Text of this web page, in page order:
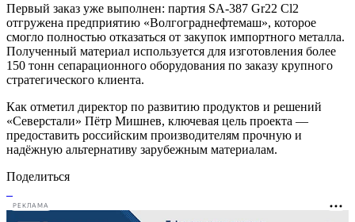
Первый заказ уже выполнен: партия SA-387 Gr22 Cl2
отгружена предприятию «Волгограднефтемаш», которое
смогло полностью отказаться от закупок импортного металла.
Полученный материал используется для изготовления более
150 тонн сепарационного оборудования по заказу крупного
стратегического клиента.
Как отметил директор по развитию продуктов и решений
«Северстали» Пётр Мишнев, ключевая цель проекта —
предоставить российским производителям прочную и
надёжную альтернативу зарубежным материалам.
Поделиться
РЕКЛАМА